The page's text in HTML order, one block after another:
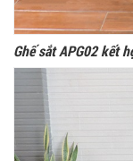
Ghế sắt APG02 kết